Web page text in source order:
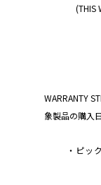
(THIS
WARRANTY
象製品の購入
・ピ